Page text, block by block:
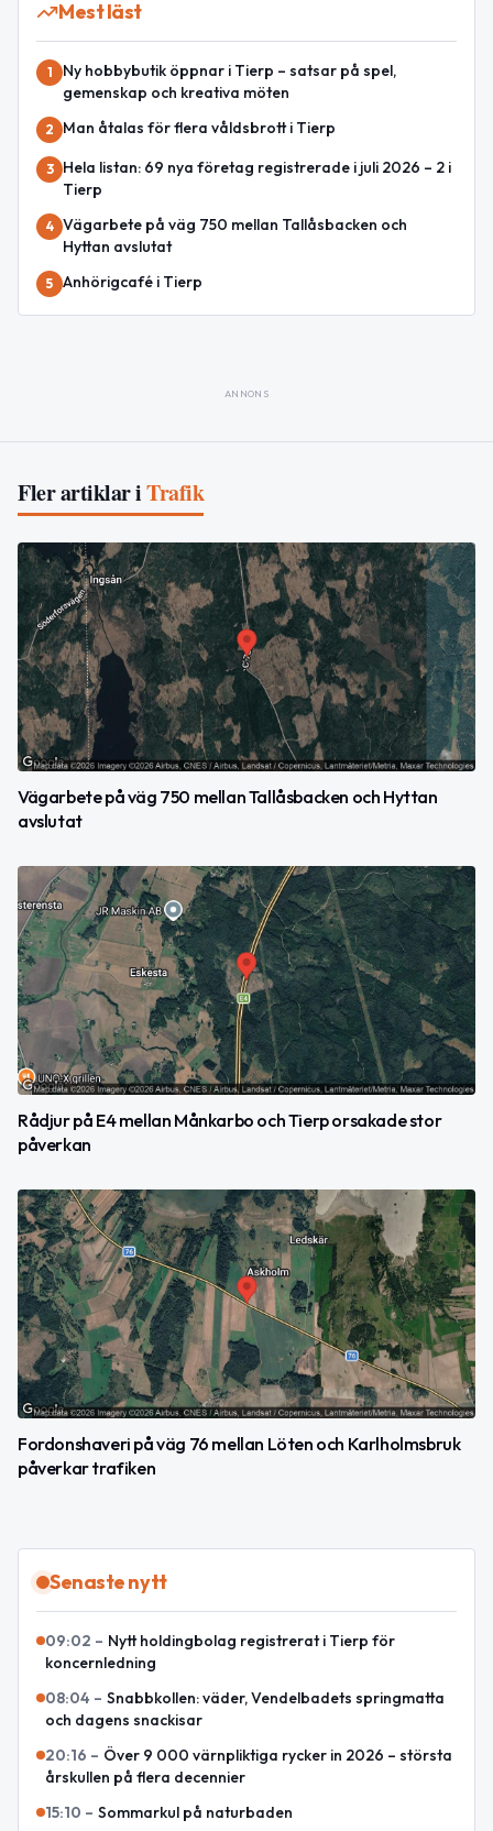
Mest läst
1
Ny hobbybutik öppnar i Tierp – satsar på spel,
gemenskap och kreativa möten
2 Man åtalas för flera våldsbrott i Tierp
3
Hela listan: 69 nya företag registrerade i juli 2026 – 2 i
Tierp
4 Vägarbete på väg 750 mellan Tallåsbacken och
Hyttan avslutat
5 Anhörigcafé i Tierp
ANNONS
Fler artiklar iTrafik
Vägarbete på väg 750 mellan Tallåsbacken och Hyttan
avslutat
Rådjur på E4 mellan Månkarbo och Tierp orsakade stor
påverkan
Fordonshaveri på väg 76 mellan Löten och Karlholmsbruk
påverkar trafiken
Senaste nytt
09:02 – Nytt holdingbolag registrerat i Tierp för
koncernledning
08:04 – Snabbkollen: väder, Vendelbadets springmatta
och dagens snackisar
20:16 – Över 9 000 värnpliktiga rycker in 2026 – största
årskullen på flera decennier
15:10 – Sommarkul på naturbaden